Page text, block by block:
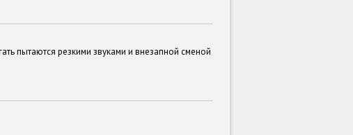
пытаются резкими звуками и внезапной сменой